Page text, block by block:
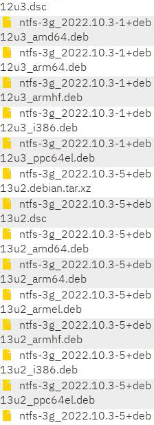
12u3.dsc
ntfs-3g_2022.10.3-1+deb
12u3_amd64.deb
ntfs-3g_2022.10.3-1+deb
12u3_arm64.deb
ntfs-3g_2022.10.3-1+deb
12u3_armhf.deb
ntfs-3g_2022.10.3-1+deb
12u3_i386.deb
ntfs-3g_2022.10.3-1+deb
12u3_ppc64el.deb
ntfs-3g_2022.10.3-5+deb
13u2.debian.tar.xz
ntfs-3g_2022.10.3-5+deb
13u2.dsc
ntfs-3g_2022.10.3-5+deb
13u2_amd64.deb
ntfs-3g_2022.10.3-5+deb
13u2_arm64.deb
ntfs-3g_2022.10.3-5+deb
13u2_armel.deb
ntfs-3g_2022.10.3-5+deb
13u2_armhf.deb
ntfs-3g_2022.10.3-5+deb
13u2_i386.deb
ntfs-3g_2022.10.3-5+deb
13u2_ppc64el.deb
ntfs-3g_2022.10.3-5+deb